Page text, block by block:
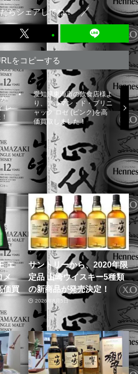
らシェアしてね！
をコピーする
レ
愛知県東海市の飲食店様よ
り、アルマン・ド・ブリニ
ャック ロゼ (ピンク)を高
価買取しました！
エ
メ
価買
サントリーから、2020年限
定品 山崎ウイスキー5種類
の新商品が発売決定！
2026年8月5日